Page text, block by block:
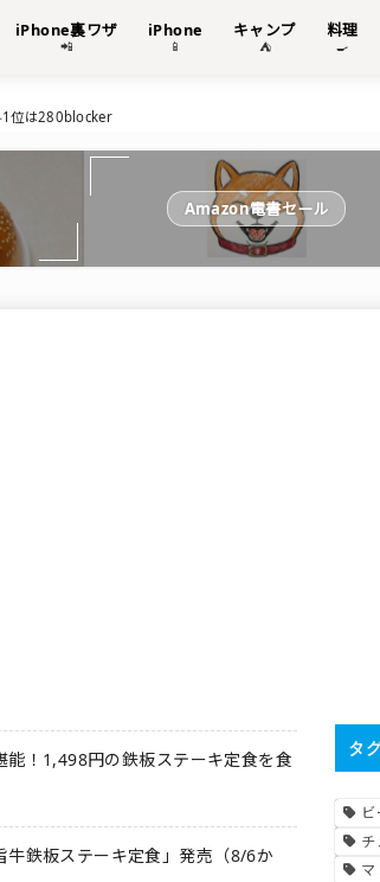
iPhone裏ワザ
📲
iPhone
📱
キャンプ
⛺
料理
🍳
1位は280blocker
Amazon電書セール
能！1,498円の鉄板ステーキ定食を食
牛鉄板ステーキ定食」発売（8/6か
タ
チ